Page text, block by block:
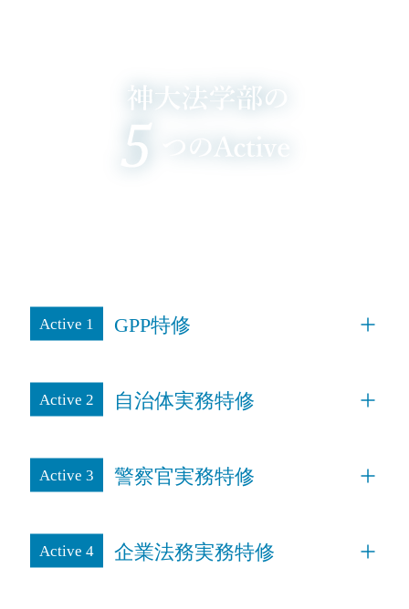
Active 1 GPP特修
Active 2 自治体実務特修
Active 3 警察官実務特修
Active 4 企業法務実務特修